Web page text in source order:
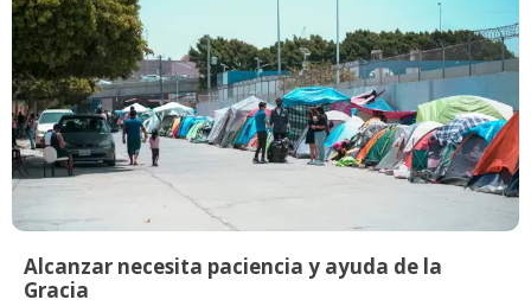
Alcanzar necesita paciencia y ayuda de la
Gracia